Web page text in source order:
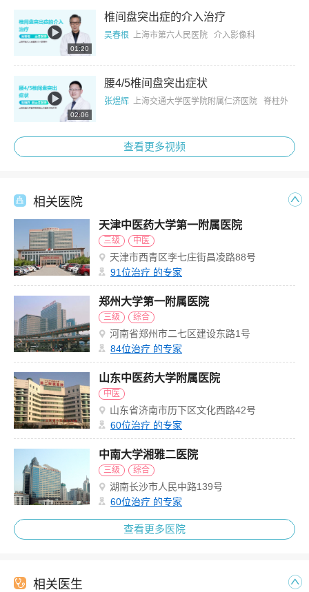
01:20
椎间盘突出症的介入治疗
吴春根 上海市第六人民医院 介入影像科
02:06
腰4/5椎间盘突出症状
张煜辉 上海交通大学医学院附属仁济医院 脊柱外
查看更多视频
相关医院
天津中医药大学第一附属医院
三级 中医
天津市西青区李七庄街昌凌路88号
91位治疗 的专家
郑州大学第一附属医院
三级 综合
河南省郑州市二七区建设东路1号
84位治疗 的专家
山东中医药大学附属医院
中医
山东省济南市历下区文化西路42号
60位治疗 的专家
中南大学湘雅二医院
三级 综合
湖南长沙市人民中路139号
60位治疗 的专家
查看更多医院
相关医生